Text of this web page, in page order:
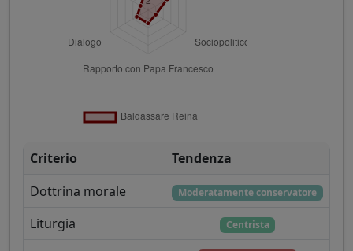
Criterio
Tendenza
Dottrina morale
Moderatamente conservatore
Liturgia Centrista